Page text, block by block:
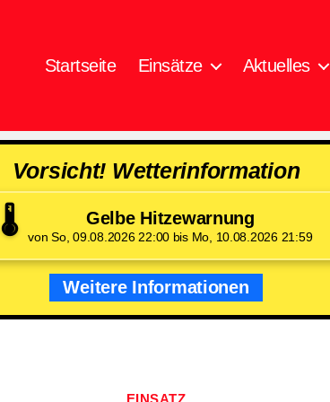
Startseite Einsätze Aktuelles
Vorsicht! Wetterinformation
🌡️ Gelbe Hitzewarnung
von So, 09.08.2026 22:00 bis Mo, 10.08.2026 21:59
Weitere Informationen
Kategorien
EINSATZ